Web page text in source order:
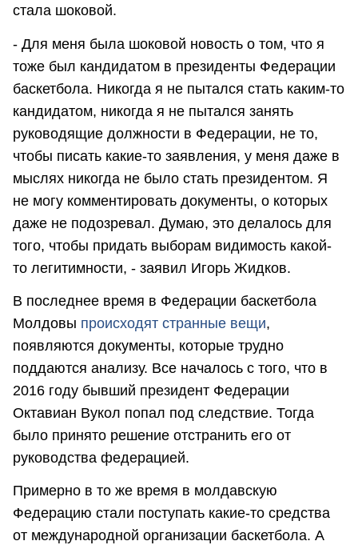
стала шоковой.
- Для меня была шоковой новость о том, что я
тоже был кандидатом в президенты Федерации
баскетбола. Никогда я не пытался стать каким-то
кандидатом, никогда я не пытался занять
руководящие должности в Федерации, не то,
чтобы писать какие-то заявления, у меня даже в
мыслях никогда не было стать президентом. Я
не могу комментировать документы, о которых
даже не подозревал. Думаю, это делалось для
того, чтобы придать выборам видимость какой-
то легитимности, - заявил Игорь Жидков.
В последнее время в Федерации баскетбола
Молдовы происходят странные вещи,
появляются документы, которые трудно
поддаются анализу. Все началось с того, что в
2016 году бывший президент Федерации
Октавиан Вукол попал под следствие. Тогда
было принято решение отстранить его от
руководства федерацией.
Примерно в то же время в молдавскую
Федерацию стали поступать какие-то средства
от международной организации баскетбола. А